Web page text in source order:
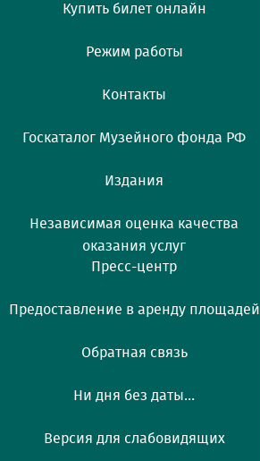
Купить билет онлайн
Режим работы
Контакты
Госкаталог Музейного фонда РФ
Издания
Независимая оценка качества
оказания услуг
Пресс-центр
Предоставление в аренду площадей
Обратная связь
Ни дня без даты...
Версия для слабовидящих